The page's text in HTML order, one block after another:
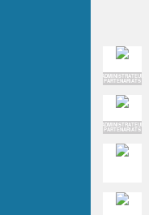
ADMINISTRATEUR
PARTENARIATS
ADMINISTRATEUR
PARTENARIATS